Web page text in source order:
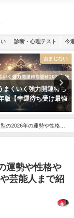
診断・心理テスト 今
恋愛
い・恋人はいつでき
いつできるのか診断し
の2026年の運勢や性格や
運勢や性格や
芸能人まで紹